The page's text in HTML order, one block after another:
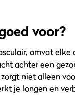
voor?
omvat
achter een
niet alleen
je longen en